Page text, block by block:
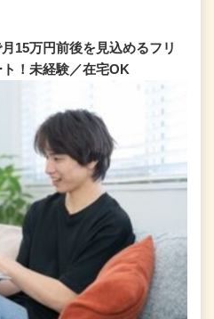
15万円前後を見込めるフリ
！未経験／在宅OK